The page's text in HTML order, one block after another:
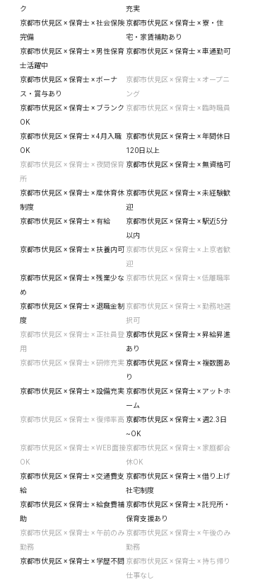
ク
充実
京都市伏見区 × 保育士 × 社会保険
完備
京都市伏見区 × 保育士 × 寮・住
宅・家賃補助あり
京都市伏見区 × 保育士 × 男性保育
士活躍中
京都市伏見区 × 保育士 × 車通勤可
京都市伏見区 × 保育士 × ボーナ
ス・賞与あり
京都市伏見区 × 保育士 × オープニ
ング
京都市伏見区 × 保育士 × ブランク
OK
京都市伏見区 × 保育士 × 臨時職員
京都市伏見区 × 保育士 × 4月入職
OK
京都市伏見区 × 保育士 × 年間休日
120日以上
京都市伏見区 × 保育士 × 夜間保育
所
京都市伏見区 × 保育士 × 無資格可
京都市伏見区 × 保育士 × 産休育休
制度
京都市伏見区 × 保育士 × 未経験歓
迎
京都市伏見区 × 保育士 × 有給
京都市伏見区 × 保育士 × 駅近5分
以内
京都市伏見区 × 保育士 × 扶養内可 京都市伏見区 × 保育士 × 上京者歓
迎
京都市伏見区 × 保育士 × 残業少な
め
京都市伏見区 × 保育士 × 低離職率
京都市伏見区 × 保育士 × 退職金制
度
京都市伏見区 × 保育士 × 勤務地選
択可
京都市伏見区 × 保育士 × 正社員登
用
京都市伏見区 × 保育士 × 昇給昇進
あり
京都市伏見区 × 保育士 × 研修充実 京都市伏見区 × 保育士 × 複数園あ
り
京都市伏見区 × 保育士 × 設備充実 京都市伏見区 × 保育士 × アットホ
ーム
京都市伏見区 × 保育士 × 復帰率高 京都市伏見区 × 保育士 × 週2.3日
~OK
京都市伏見区 × 保育士 × WEB面接
OK
京都市伏見区 × 保育士 × 家庭都合
休OK
京都市伏見区 × 保育士 × 交通費支
給
京都市伏見区 × 保育士 × 借り上げ
社宅制度
京都市伏見区 × 保育士 × 給食費補
助
京都市伏見区 × 保育士 × 託児所・
保育支援あり
京都市伏見区 × 保育士 × 午前のみ
勤務
京都市伏見区 × 保育士 × 午後のみ
勤務
京都市伏見区 × 保育士 × 学歴不問 京都市伏見区 × 保育士 × 持ち帰り
仕事なし